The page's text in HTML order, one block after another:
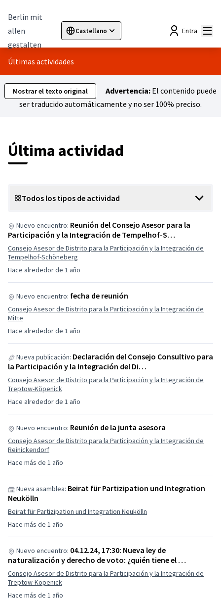
Berlin mit
allen
gestalten
Castellano
Sprache wählenChoose language Elegir el idioma
Entra
Últimas actividades
Mostrar el texto original Advertencia: El contenido puede
ser traducido automáticamente y no ser 100% preciso.
Última actividad
Todos los tipos de actividad
Hace alrededor de 1 año
Nuevo encuentro: Reunión del Consejo Asesor para la
Participación y la Integración de Tempelhof-S…
Consejo Asesor de Distrito para la Participación y la Integración de
Tempelhof-Schöneberg
Hace alrededor de 1 año
Nuevo encuentro: fecha de reunión
Consejo Asesor de Distrito para la Participación y la Integración de
Mitte
Hace alrededor de 1 año
Nueva publicación: Declaración del Consejo Consultivo para
la Participación y la Integración del Di…
Consejo Asesor de Distrito para la Participación y la Integración de
Treptow-Köpenick
Hace más de 1 año
Nuevo encuentro: Reunión de la junta asesora
Consejo Asesor de Distrito para la Participación y la Integración de
Reinickendorf
Hace más de 1 año
Nueva asamblea: Beirat für Partizipation und Integration
Neukölln
Beirat für Partizipation und Integration Neukölln
Hace más de 1 año
Nuevo encuentro: 04.12.24, 17:30: Nueva ley de
naturalización y derecho de voto: ¿quién tiene el …
Consejo Asesor de Distrito para la Participación y la Integración de
Treptow-Köpenick